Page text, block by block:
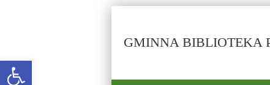
Open toolbar
GMINNA BIBLIOTEKA